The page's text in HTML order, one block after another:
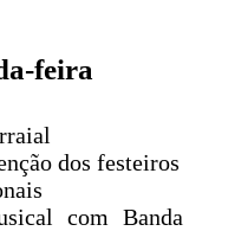
feira
dos festeiros
com Banda